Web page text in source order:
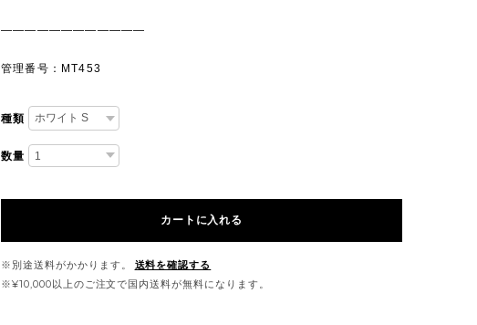
————————————
管理番号：MT453
種類
数量
カートに入れる
※別途送料がかかります。
送料を確認する
※¥10,000以上のご注文で国内送料が無料になります。